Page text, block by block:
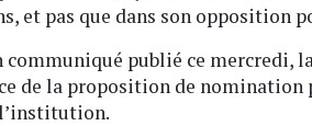
et pas que dans son opposition
communiqué publié ce mercredi,
de la proposition de nomination